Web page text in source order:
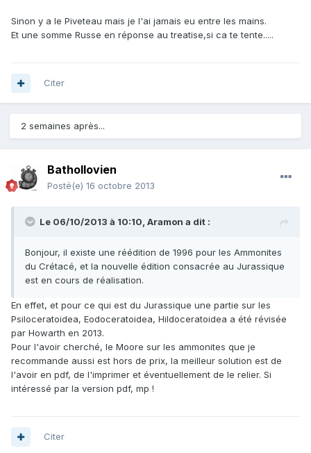
Sinon y a le Piveteau mais je l'ai jamais eu entre les mains.
Et une somme Russe en réponse au treatise,si ca te tente.....
Citer
2 semaines après...
Bathollovien
Posté(e) 16 octobre 2013
Le 06/10/2013 à 10:10, Aramon a dit :
Bonjour, il existe une réédition de 1996 pour les Ammonites
du Crétacé, et la nouvelle édition consacrée au Jurassique
est en cours de réalisation.
En effet, et pour ce qui est du Jurassique une partie sur les
Psiloceratoidea, Eodoceratoidea, Hildoceratoidea a été révisée
par Howarth en 2013.
Pour l'avoir cherché, le Moore sur les ammonites que je
recommande aussi est hors de prix, la meilleur solution est de
l'avoir en pdf, de l'imprimer et éventuellement de le relier. Si
intéressé par la version pdf, mp !
Citer